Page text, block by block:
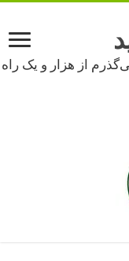
از هزار و یک راه